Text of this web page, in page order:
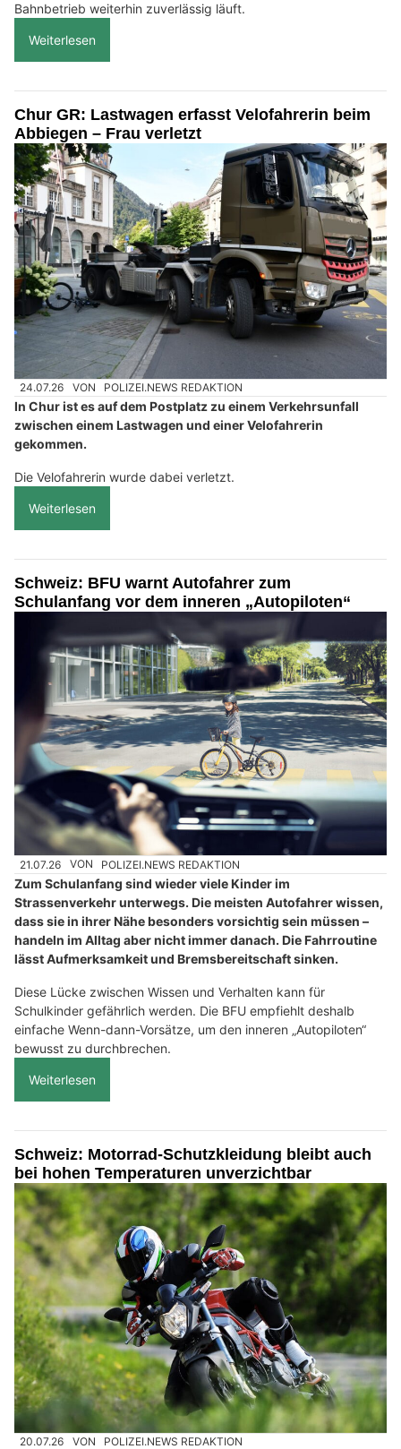
Bahnbetrieb weiterhin zuverlässig läuft.
Weiterlesen
Chur GR: Lastwagen erfasst Velofahrerin beim
Abbiegen – Frau verletzt
24.07.26 VON POLIZEI.NEWS REDAKTION
In Chur ist es auf dem Postplatz zu einem Verkehrsunfall
zwischen einem Lastwagen und einer Velofahrerin
gekommen.
Die Velofahrerin wurde dabei verletzt.
Weiterlesen
Schweiz: BFU warnt Autofahrer zum
Schulanfang vor dem inneren „Autopiloten“
21.07.26 VON POLIZEI.NEWS REDAKTION
Zum Schulanfang sind wieder viele Kinder im
Strassenverkehr unterwegs. Die meisten Autofahrer wissen,
dass sie in ihrer Nähe besonders vorsichtig sein müssen –
handeln im Alltag aber nicht immer danach. Die Fahrroutine
lässt Aufmerksamkeit und Bremsbereitschaft sinken.
Diese Lücke zwischen Wissen und Verhalten kann für
Schulkinder gefährlich werden. Die BFU empfiehlt deshalb
einfache Wenn-dann-Vorsätze, um den inneren „Autopiloten“
bewusst zu durchbrechen.
Weiterlesen
Schweiz: Motorrad-Schutzkleidung bleibt auch
bei hohen Temperaturen unverzichtbar
20.07.26 VON POLIZEI.NEWS REDAKTION